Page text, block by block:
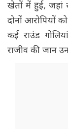
खेतों में हुई, जहां
दोनों आरोपियों
कई राउंड
राजीव की जान